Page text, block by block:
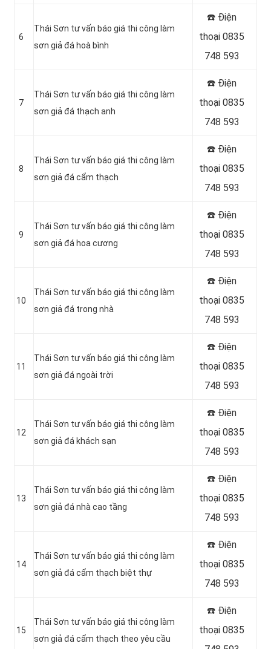
6
Thái Sơn tư vấn báo giá thi công làm
sơn giả đá hoà bình
☎️ Điện
thoại 0835
748 593
7
Thái Sơn tư vấn báo giá thi công làm
sơn giả đá thạch anh
☎️ Điện
thoại 0835
748 593
8
Thái Sơn tư vấn báo giá thi công làm
sơn giả đá cẩm thạch
☎️ Điện
thoại 0835
748 593
9
Thái Sơn tư vấn báo giá thi công làm
sơn giả đá hoa cương
☎️ Điện
thoại 0835
748 593
10
Thái Sơn tư vấn báo giá thi công làm
sơn giả đá trong nhà
☎️ Điện
thoại 0835
748 593
11
Thái Sơn tư vấn báo giá thi công làm
sơn giả đá ngoài trời
☎️ Điện
thoại 0835
748 593
12
Thái Sơn tư vấn báo giá thi công làm
sơn giả đá khách sạn
☎️ Điện
thoại 0835
748 593
13
Thái Sơn tư vấn báo giá thi công làm
sơn giả đá nhà cao tầng
☎️ Điện
thoại 0835
748 593
14
Thái Sơn tư vấn báo giá thi công làm
sơn giả đá cẩm thạch biệt thự
☎️ Điện
thoại 0835
748 593
15
Thái Sơn tư vấn báo giá thi công làm
sơn giả đá cẩm thạch theo yêu cầu
☎️ Điện
thoại 0835